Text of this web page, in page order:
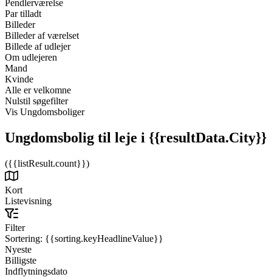
Pendlerværelse
Par tilladt
Billeder
Billeder af værelset
Billede af udlejer
Om udlejeren
Mand
Kvinde
Alle er velkomne
Nulstil søgefilter
Vis Ungdomsboliger
Ungdomsbolig til leje i {{resultData.City}}
({{listResult.count}})
Kort
Listevisning
Filter
Sortering: {{sorting.keyHeadlineValue}}
Nyeste
Billigste
Indflytningsdato